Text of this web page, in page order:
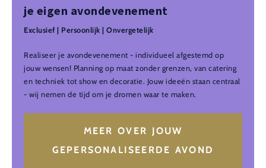
je eigen avondevenement
Exclusief | Persoonlijk | Onvergetelijk
Realiseer je avondevenement - individueel afgestemd op
jouw wensen! Planning op maat zonder grenzen, van catering
en techniek tot show en decoratie. Jouw ideeën staan centraal
- wij nemen de tijd om je dromen waar te maken.
MEER OVER JOUW
GEPERSONALISEERDE AVOND